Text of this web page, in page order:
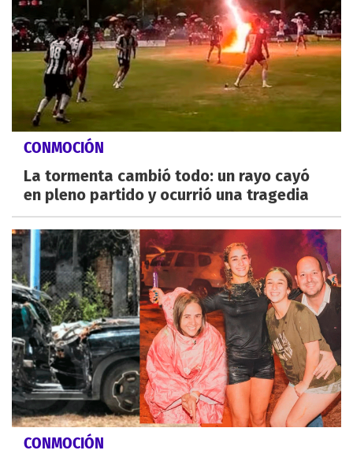
CONMOCIÓN
La tormenta cambió todo: un rayo cayó
en pleno partido y ocurrió una tragedia
CONMOCIÓN